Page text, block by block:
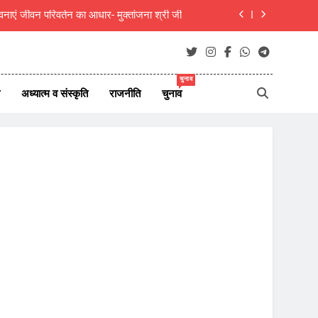
को 55,70,140 रुपये मुआवजा देने का निर्णय दिया
का राजस्थानी मोट्यार परिषद ने किया अभिनंदन
अध्यात्म व संस्कृति राजनीति चुनाव
चुनाव